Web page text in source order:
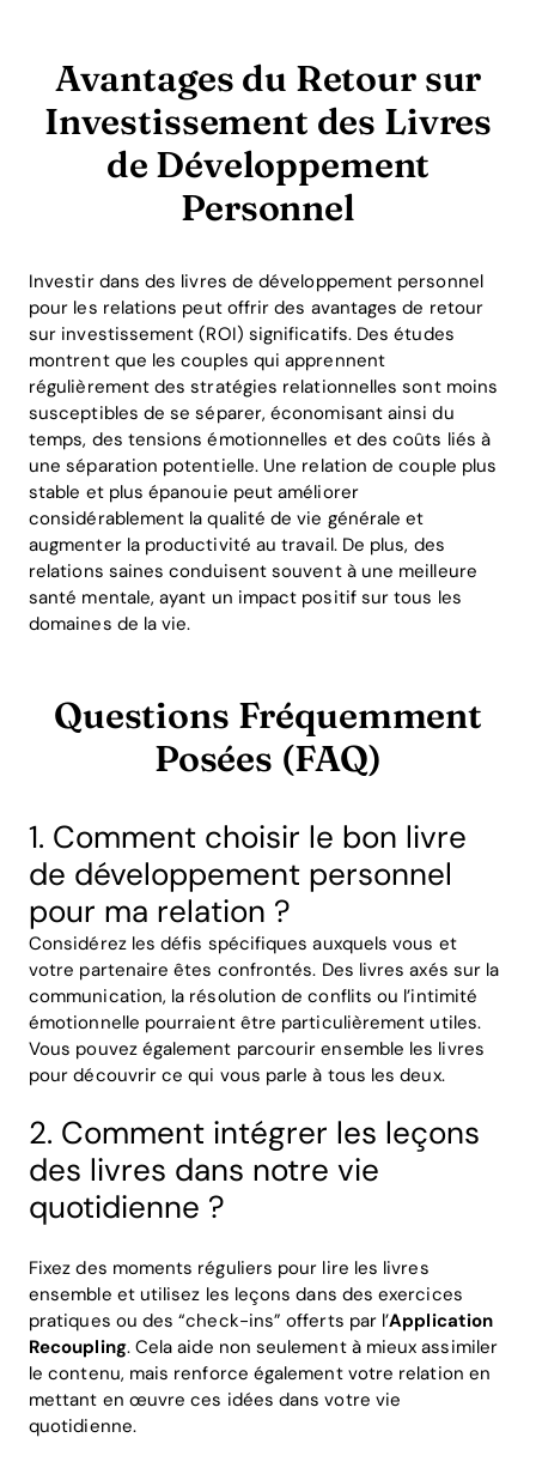
Avantages du Retour sur
Investissement des Livres
de Développement
Personnel
Investir dans des livres de développement personnel
pour les relations peut offrir des avantages de retour
sur investissement (ROI) significatifs. Des études
montrent que les couples qui apprennent
régulièrement des stratégies relationnelles sont moins
susceptibles de se séparer, économisant ainsi du
temps, des tensions émotionnelles et des coûts liés à
une séparation potentielle. Une relation de couple plus
stable et plus épanouie peut améliorer
considérablement la qualité de vie générale et
augmenter la productivité au travail. De plus, des
relations saines conduisent souvent à une meilleure
santé mentale, ayant un impact positif sur tous les
domaines de la vie.
Questions Fréquemment
Posées (FAQ)
1. Comment choisir le bon livre
de développement personnel
pour ma relation ?
Considérez les défis spécifiques auxquels vous et
votre partenaire êtes confrontés. Des livres axés sur la
communication, la résolution de conflits ou l’intimité
émotionnelle pourraient être particulièrement utiles.
Vous pouvez également parcourir ensemble les livres
pour découvrir ce qui vous parle à tous les deux.
2. Comment intégrer les leçons
des livres dans notre vie
quotidienne ?
Fixez des moments réguliers pour lire les livres
ensemble et utilisez les leçons dans des exercices
pratiques ou des “check-ins” offerts par l’Application
Recoupling. Cela aide non seulement à mieux assimiler
le contenu, mais renforce également votre relation en
mettant en œuvre ces idées dans votre vie
quotidienne.